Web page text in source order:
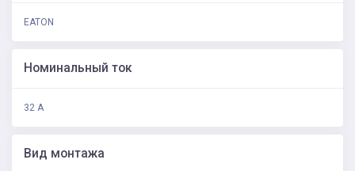
EATON
Номинальный ток
32 А
Вид монтажа